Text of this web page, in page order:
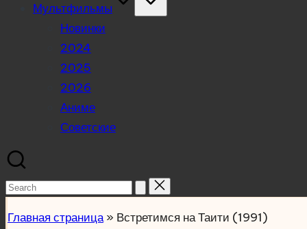
Мультфильмы
Новинки
2024
2025
2026
Аниме
Советские
Search
Главная страница» Встретимся на Таити (1991)